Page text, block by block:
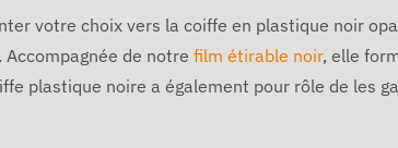
votre choix vers la coiffe en plastique noir
de notre film étirable noir, elle
plastique noire a également pour rôle de les